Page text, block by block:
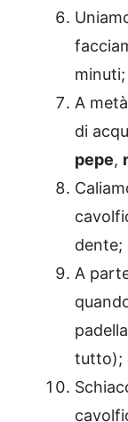
minuti;
A
di
pepe,
dente;
A
tutto);